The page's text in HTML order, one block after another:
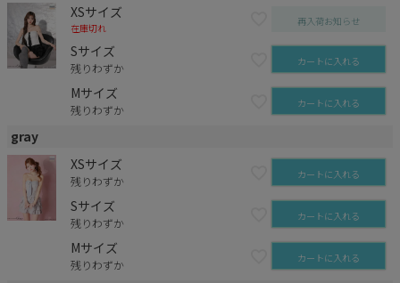
XSサイズ
在庫切れ
再入荷お知らせ
Sサイズ
残りわずか カートに入れる
Mサイズ
残りわずか カートに入れる
gray
XSサイズ
残りわずか カートに入れる
Sサイズ
残りわずか カートに入れる
Mサイズ
残りわずか カートに入れる